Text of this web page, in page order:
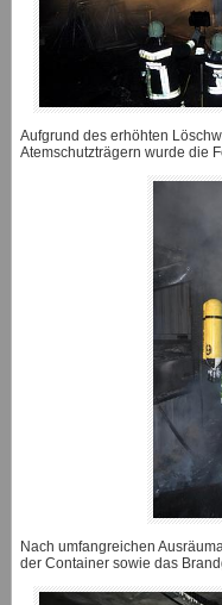
Aufgrund des erhöhten
Atemschutzträgern wurde die
Nach umfangreichen
der Container sowie das